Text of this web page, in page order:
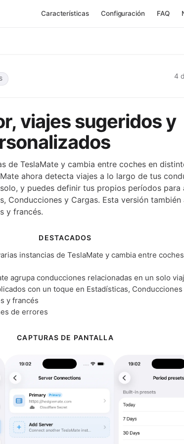
Características Configuración FAQ
4
viajes sugeridos y
de TeslaMate y cambia entre coches en
ahora detecta viajes a lo largo de tus
y puedes definir tus propios períodos para
Conducciones y Cargas. Esta versión también
y francés.
DESTACADOS
instancias de TeslaMate y cambia entre
agrupa conducciones relacionadas en un solo
con un toque en Estadísticas, Conducciones
y francés
de errores
CAPTURAS DE PANTALLA